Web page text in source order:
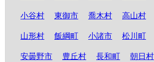
小谷村 東御市 喬木村 高山村
山形村 飯綱町 小諸市 松川町
安曇野市 豊丘村 長和町 朝日村